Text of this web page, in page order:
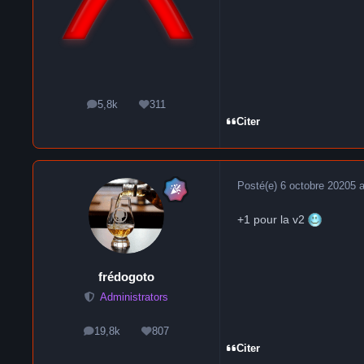
5,8k
messages311
Réputation
Citer
frédogoto
Administrators
19,8k
messages807
Réputation
Posté(e) 6 octobre 20205 a
+1 pour la v2
Citer